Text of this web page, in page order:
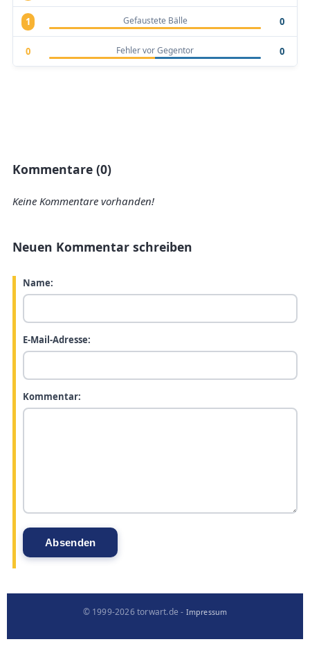
1 Gefaustete Bälle 0
0 Fehler vor Gegentor 0
Kommentare (0)
Keine Kommentare vorhanden!
Neuen Kommentar schreiben
Name:
E-Mail-Adresse:
Kommentar:
© 1999-2026 torwart.de - Impressum